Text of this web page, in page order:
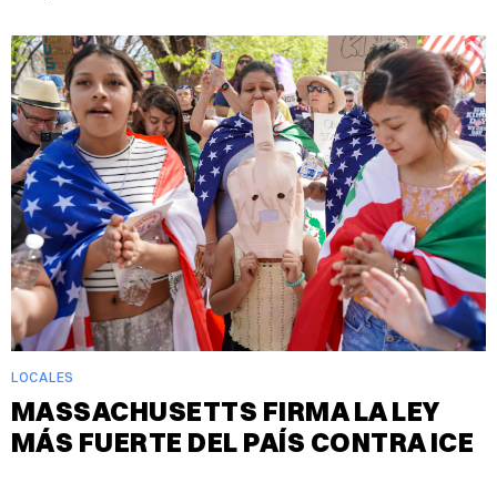
LOCALES
MASSACHUSETTS FIRMA LA LEY
MÁS FUERTE DEL PAÍS CONTRA ICE